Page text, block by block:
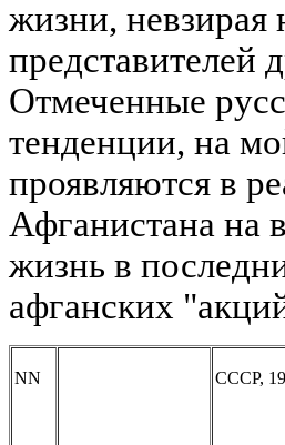
жизни, невзирая
представителей
Отмеченные
тенденции, на
проявляются в
Афганистана на
жизнь в
афганских
NN СССР,